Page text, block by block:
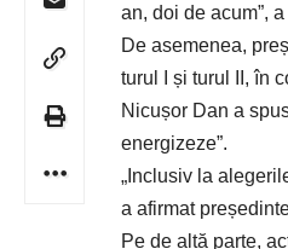
an, doi de acum”,
De asemenea,
turul I și turul II, în
Nicușor Dan a
energizeze”.
„Inclusiv la
a afirmat
Pe de altă parte,